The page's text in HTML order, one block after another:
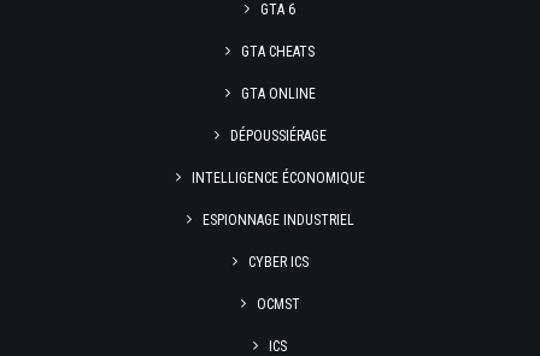
GTA 6
GTA CHEATS
GTA ONLINE
DÉPOUSSIÉRAGE
INTELLIGENCE ÉCONOMIQUE
ESPIONNAGE INDUSTRIEL
CYBER ICS
OCMST
ICS